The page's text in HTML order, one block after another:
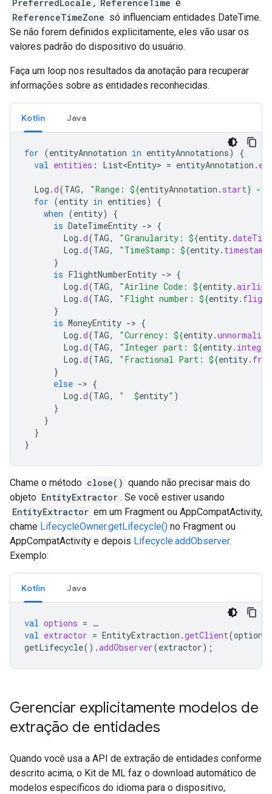
PreferredLocale , ReferenceTime e
ReferenceTimeZone só influenciam entidades DateTime.
Se não forem definidos explicitamente, eles vão usar os
valores padrão do dispositivo do usuário.
Faça um loop nos resultados da anotação para recuperar
informações sobre as entidades reconhecidas.
Kotlin Java
for (entityAnnotation in entityAnnotations)
{
val entities : List<Entity> = entityAnnotation .
Log .d(TAG, "Range: ${entityAnnotation . start} -
for (entity in entities)
{
when (entity)
{
is DateTimeEntity -> {
Log .d(TAG, "Granularity: ${entity.
Log .d(TAG, "TimeStamp: ${entity.
}
is FlightNumberEntity -> {
Log .d(TAG, "Airline Code: ${entity.
Log .d(TAG, "Flight number: ${entity.
}
is MoneyEntity -> {
Log .d(TAG, "Currency: ${entity.
Log .d(TAG, "Integer part: ${entity.
Log .d(TAG, "Fractional Part: ${entity.
}
else -> {
Log .d(TAG, " $entity" )
}
}
}
}
Chame o método close() quando não precisar mais do
objeto EntityExtractor . Se você estiver usando
EntityExtractor em um Fragment ou AppCompatActivity,
chame LifecycleOwner.getLifecycle() no Fragment ou
AppCompatActivity e depois Lifecycle.addObserver.
Exemplo:
Kotlin Java
val options = …
val extractor = EntityExtraction .getClient(options
getLifecycle().addObserver(extractor);
Gerenciar explicitamente modelos de
extração de entidades
Quando você usa a API de extração de entidades conforme
descrito acima, o Kit de ML faz o download automático de
modelos específicos do idioma para o dispositivo,